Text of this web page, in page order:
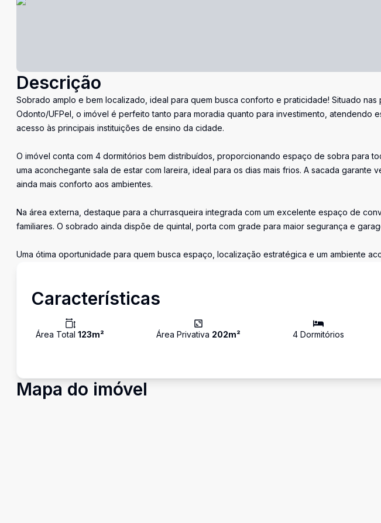
Descrição
Sobrado amplo e bem localizado, ideal para quem busca conforto e praticidade! Situado nas
Odonto/UFPel, o imóvel é perfeito tanto para moradia quanto para investimento, atendendo
acesso às principais instituições de ensino da cidade.
O imóvel conta com 4 dormitórios bem distribuídos, proporcionando espaço de sobra para
uma aconchegante sala de estar com lareira, ideal para os dias mais frios. A sacada garante
ainda mais conforto aos ambientes.
Na área externa, destaque para a churrasqueira integrada com um excelente espaço de
familiares. O sobrado ainda dispõe de quintal, porta com grade para maior segurança e
Uma ótima oportunidade para quem busca espaço, localização estratégica e um ambiente
Características
Área Total 123m² Área Privativa 202m² 4Dormitórios
Mapa do imóvel